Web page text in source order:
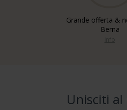
Grande offerta &
Berna
Unisciti al